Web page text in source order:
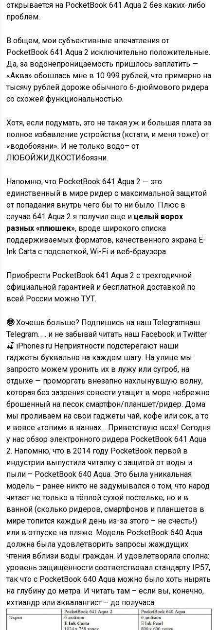
открывается на PocketBook 641 Aqua 2 без каких-либо
проблем.
В общем, мои субъективные впечатления от
PocketBook 641 Aqua 2 исключительно положительные.
Да, за водонепроницаемость пришлось заплатить —
«Аква» обошлась мне в 10 999 рублей, что примерно на
тысячу рублей дороже обычного 6-дюймового ридера
со схожей функциональностью.
Хотя, если подумать, это не такая уж и большая плата за
полное избавление устройства (кстати, и меня тоже) от
«водобоязни». И не только водо– от
ЛЮБОЙЖИДКОСТИбоязни.
Напомню, что PocketBook 641 Aqua 2 — это
единственный в мире ридер с максимальной защитой
от попадания внутрь чего бы то ни было. Плюс в
случае 641 Aqua 2 я получил еще и целый ворох
разных «плюшек», вроде широкого списка
поддерживаемых форматов, качественного экрана E-
Ink Carta с подсветкой, Wi-Fi и веб-браузера.
Приобрести PocketBook 641 Aqua 2 с трехгодичной
официальной гарантией и бесплатной доставкой по
всей России можно ТУТ.
🤓Хочешь больше? Подпишись на наш Telegramнаш
Telegram. … и не забывай читать наш Facebook и Twitter
🍒 iPhones.ru Неприятности подстерегают наши
гаджеты буквально на каждом шагу. На улице мы
запросто можем уронить их в лужу или сугроб, на
отдыхе — проморгать внезапно нахлынувшую волну,
которая без зазрения совести утащит в море небрежно
брошенный на песок смартфон/планшет/ридер. Дома
мы проливаем на свои гаджеты чай, кофе или сок, а то
и вовсе «топим» в ваннах… Приветствую всех! Сегодня
у нас обзор электронного ридера PocketBook 641 Aqua
2. Напомню, что в 2014 году PocketBook первой в
индустрии выпустила читалку с защитой от воды и
пыли – PocketBook 640 Aqua. Это была уникальная
модель – ранее никто не задумывался о том, что народ
читает не только в тёплой сухой постельке, но и в
ванной (сколько ридеров, смартфонов и планшетов в
мире топится каждый день из-за этого – не счесть!)
или в отпуске на пляже. Модель PocketBook 640 Aqua
должна была удовлетворить запросы жаждущих
чтения вблизи воды граждан. И удовлетворяла сполна:
уровень защищённости соответствовал стандарту IP57,
так что с PocketBook 640 Aqua можно было хоть нырять
на глубину до метра. И читать там – если вы, конечно,
ихтиандр или аквалангист – до получаса.